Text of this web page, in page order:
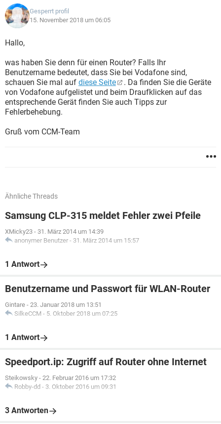
Gesperrt profil
15. November 2018 um 06:05
Hallo,
was haben Sie denn für einen Router? Falls Ihr
Benutzername bedeutet, dass Sie bei Vodafone sind,
schauen Sie mal auf diese Seite
. Da finden Sie die Geräte
von Vodafone aufgelistet und beim Draufklicken auf das
entsprechende Gerät finden Sie auch Tipps zur
Fehlerbehebung.
Gruß vom CCM-Team
Ähnliche Threads
Samsung CLP-315 meldet Fehler zwei Pfeile
XMicky23 - 31. März 2014 um 14:39
anonymer Benutzer - 31. März 2014 um 15:57
1 Antwort
Benutzername und Passwort für WLAN-Router
Gintare - 23. Januar 2018 um 13:51
SilkeCCM - 5. Oktober 2018 um 07:25
1 Antwort
Speedport.ip: Zugriff auf Router ohne Internet
Steikowsky - 22. Februar 2016 um 17:32
Robby-dd - 3. Oktober 2016 um 09:31
3 Antworten